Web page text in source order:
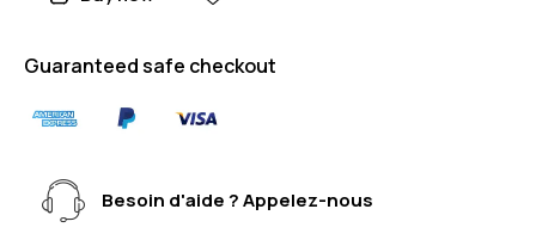
Guaranteed safe checkout
Besoin d'aide ? Appelez-nous